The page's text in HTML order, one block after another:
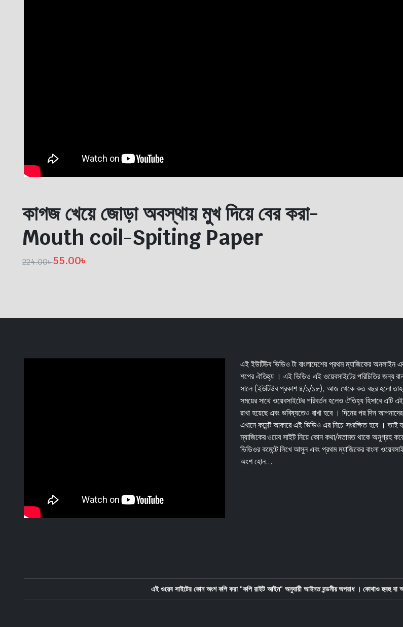
কাগজ খেয়ে জোড়া অবস্থায় মুখ দিয়ে বের করা-
Mouth coil-Spiting Paper
224.00৳55.00৳
এই ইউটিউব ভিডিও টা বাংলাদেশের প্রথম ম্যাজিকের অনলাইন
শপের ঐতিহ্য । এই ভিডিও এই ওয়েবসাইটের পরিচিতির জন্য
সালে (ইউটিউব প্রকাশ ৪/১/১৮), আজ থেকে কত বছর হলো
সময়ের সাথে ওয়েবসাইটের পরিবর্তন হলেও ঐতিহ্য হিসাবে এটি
রাখা হয়েছে এবং ভবিষ্যতেও রাখা হবে । দিনের পর দিন
এখানে কমেন্ট আকারে এই ভিডিও এর নিচে সংরক্ষিত হবে । তাই
ম্যাজিকের ওয়েব সাইট নিয়ে কোন কথা/মতামত থাকে অনুগ্রহ
ভিডিওর কমেন্টে লিখে আসুন এবং প্রথম ম্যাজিকের বাংলা
অংশ হোন...
এই ওয়েব সাইটের কোন অংশ কপি করা "কপি রাইট আইন" অনুযায়ী আইনত দন্ডনীয় অপরাধ । কোথাও হুবহু বা